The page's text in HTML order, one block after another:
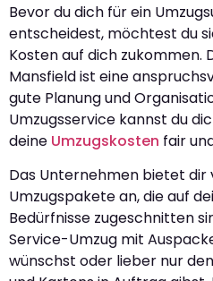
Bevor du dich für ein
entscheidest, möchtest du
Kosten auf dich zukommen.
Mansfield ist eine
gute Planung und
Umzugsservice kannst du
deine Umzugskosten fair
Das Unternehmen bietet dir
Umzugspakete an, die auf
Bedürfnisse zugeschnitten
Service-Umzug mit
wünschst oder lieber nur